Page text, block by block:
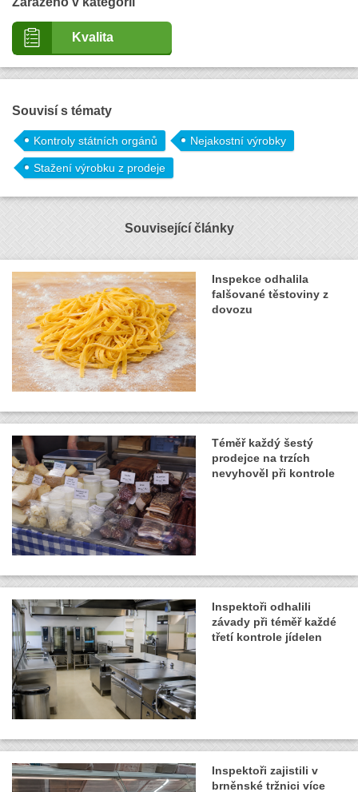
Kvalita
Souvisí s tématy
Kontroly státních orgánů Nejakostní výrobky
Stažení výrobku z prodeje
Související články
Inspekce odhalila
falšované těstoviny z
dovozu
Téměř každý šestý
prodejce na trzích
nevyhověl při kontrole
Inspektoři odhalili
závady při téměř každé
třetí kontrole jídelen
Inspektoři zajistili v
brněnské tržnici více